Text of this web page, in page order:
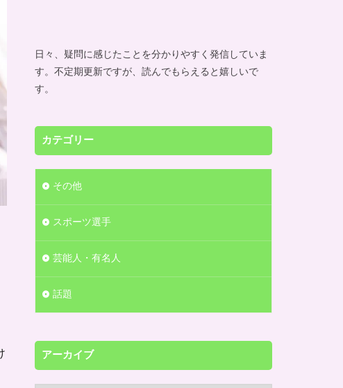
日々、疑問に感じたことを分かりやすく発信していま
す。不定期更新ですが、読んでもらえると嬉しいで
す。
カテゴリー
その他
スポーツ選手
芸能人・有名人
話題
アーカイブ